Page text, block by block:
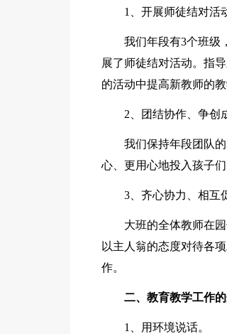
1、开展师徒结对活
我们年段有3个班级
展了师徒结对活动。指
的活动中提高新教师的教
2、团结协作、争创
我们保持年段团队
心、更用心地投入孩子
3、齐心协力、相互
大班的全体教师在
以主人翁的态度对待各
作。
二、教育教学工作的
1、用环境说话。